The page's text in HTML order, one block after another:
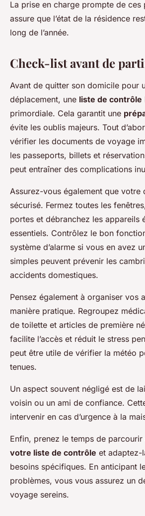
La prise en charge prompte de ces
assure que l’état de la résidence
long de l’année.
Check-list avant de
Avant de quitter son domicile pour
déplacement, une liste de contrôle
primordiale. Cela garantit une
évite les oublis majeurs. Tout
vérifier les documents de voyage
les passeports, billets et
peut entraîner des complications
Assurez-vous également que votre
sécurisé. Fermez toutes les
portes et débranchez les appareils
essentiels. Contrôlez le bon
système d’alarme si vous en avez
simples peuvent prévenir les
accidents domestiques.
Pensez également à organiser vos
manière pratique. Regroupez
de toilette et articles de première
facilite l’accès et réduit le stress
peut être utile de vérifier la météo
tenues.
Un aspect souvent négligé est de
voisin ou un ami de confiance.
intervenir en cas d’urgence à la
Enfin, prenez le temps de parcourir
votre liste de contrôle et adaptez-
besoins spécifiques. En anticipant
problèmes, vous vous assurez un
voyage sereins.